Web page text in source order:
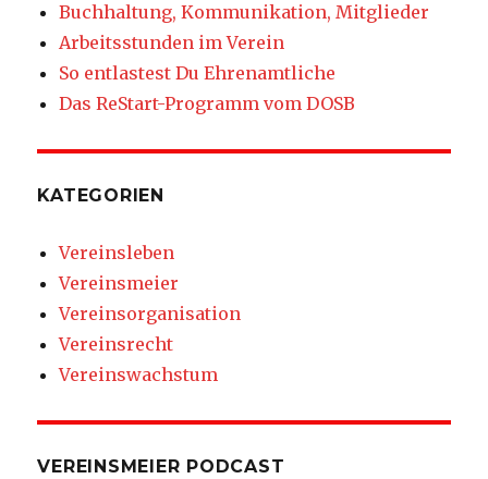
Buchhaltung, Kommunikation, Mitglieder
Arbeitsstunden im Verein
So entlastest Du Ehrenamtliche
Das ReStart-Programm vom DOSB
KATEGORIEN
Vereinsleben
Vereinsmeier
Vereinsorganisation
Vereinsrecht
Vereinswachstum
VEREINSMEIER PODCAST